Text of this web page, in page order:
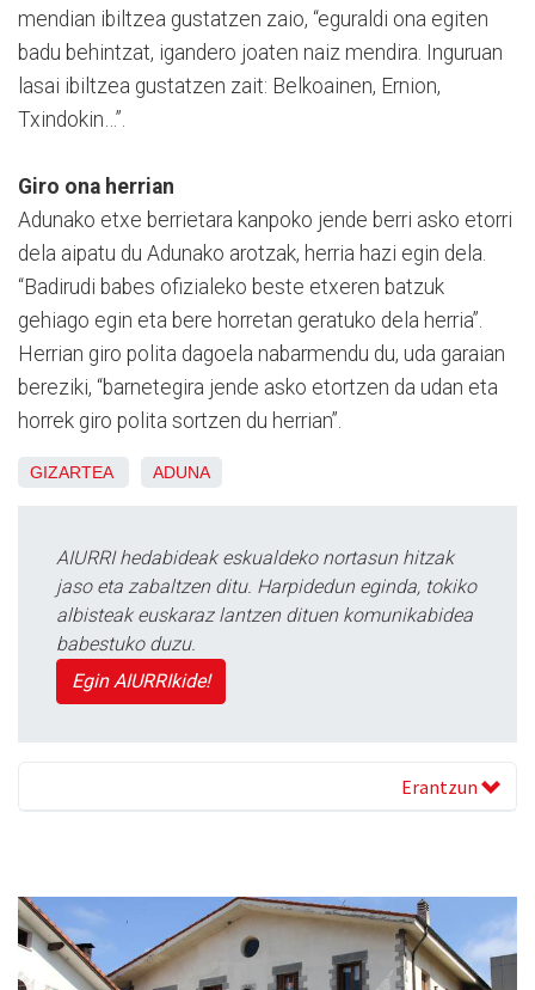
mendian ibiltzea gustatzen zaio, “eguraldi ona egiten
badu behintzat, igandero joaten naiz mendira. Inguruan
lasai ibiltzea gustatzen zait: Belkoainen, Ernion,
Txindokin…”.
Giro ona herrian
Adunako etxe berrietara kanpoko jende berri asko etorri
dela aipatu du Adunako arotzak, herria hazi egin dela.
“Badirudi babes ofizialeko beste etxeren batzuk
gehiago egin eta bere horretan geratuko dela herria”.
Herrian giro polita dagoela nabarmendu du, uda garaian
bereziki, “barnetegira jende asko etortzen da udan eta
horrek giro polita sortzen du herrian”.
GIZARTEA ADUNA
AIURRI hedabideak eskualdeko nortasun hitzak
jaso eta zabaltzen ditu. Harpidedun eginda, tokiko
albisteak euskaraz lantzen dituen komunikabidea
babestuko duzu.
Egin AIURRIkide!
Erantzun